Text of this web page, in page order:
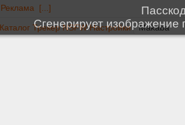
Реклама [...]
Каталог Трекер NSFW Настройки